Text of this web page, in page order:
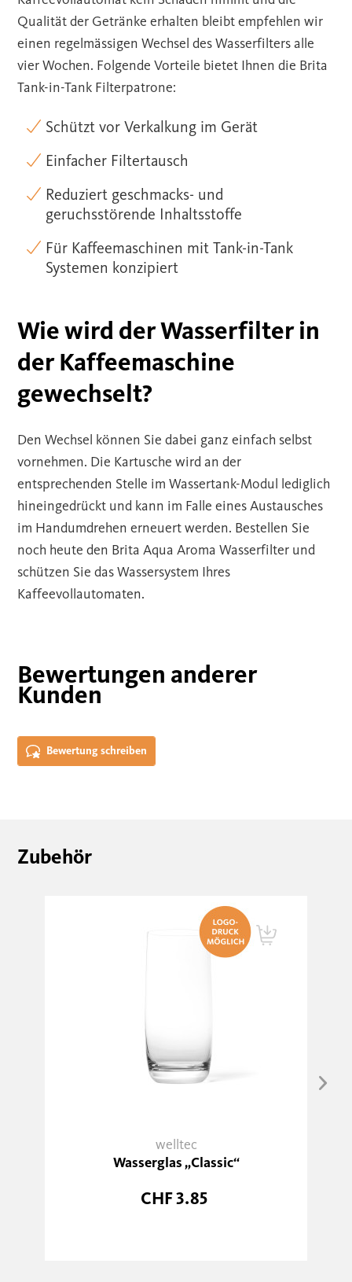
Qualität der Getränke erhalten bleibt empfehlen wir
einen regelmässigen Wechsel des Wasserfilters alle
vier Wochen. Folgende Vorteile bietet Ihnen die Brita
Tank-in-Tank Filterpatrone:
Schützt vor Verkalkung im Gerät
Einfacher Filtertausch
Reduziert geschmacks- und
geruchsstörende Inhaltsstoffe
Für Kaffeemaschinen mit Tank-in-Tank
Systemen konzipiert
Wie wird der Wasserfilter in
der Kaffeemaschine
gewechselt?
Den Wechsel können Sie dabei ganz einfach selbst
vornehmen. Die Kartusche wird an der
entsprechenden Stelle im Wassertank-Modul lediglich
hineingedrückt und kann im Falle eines Austausches
im Handumdrehen erneuert werden. Bestellen Sie
noch heute den Brita Aqua Aroma Wasserfilter und
schützen Sie das Wassersystem Ihres
Kaffeevollautomaten.
Bewertungen anderer
Kunden
Bewertung schreiben
Zubehör
welltec
Wasserglas „Classic“
CHF 3.85